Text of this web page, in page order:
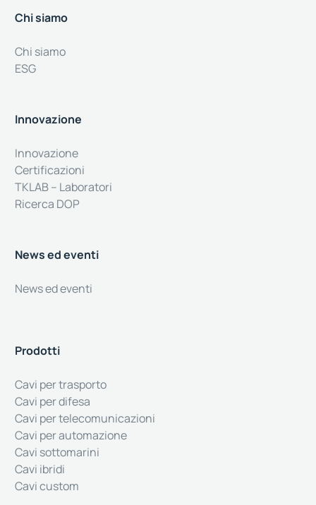
Prodotti
Cavi per trasporto
Cavi per difesa
Cavi per telecomunicazioni
Cavi per automazione
Cavi sottomarini
Cavi ibridi
Cavi custom
Chi siamo
Chi siamo
ESG
Innovazione
Innovazione
Certificazioni
TKLAB – Laboratori
Ricerca DOP
News ed eventi
News ed eventi